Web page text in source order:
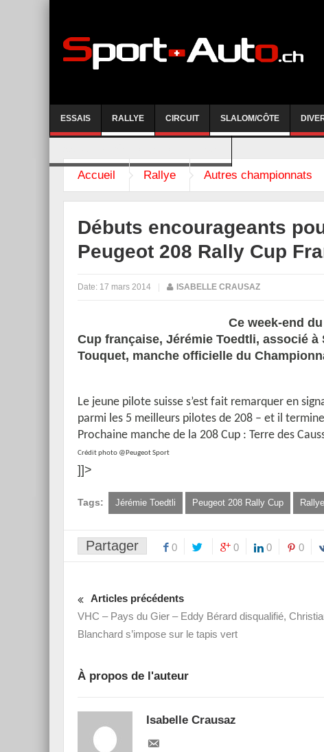
ESSAIS RALLYE CIRCUIT SLALOM/CÔTE
Accueil Rallye Autres championnats
Débuts encourageants
Peugeot 208 Rally Cup
Date: 17 mars 2014 ISABELLE CRAUSAZ
Ce week-end
Cup française, Jérémie Toedtli, associé
Touquet, manche officielle du
Le jeune pilote suisse s’est fait remarquer en
parmi les 5 meilleurs pilotes de 208 – et il
Prochaine manche de la 208 Cup : Terre des
Crédit photo @Peugeot Sport
]]>
Tags: Jérémie Toedtli Peugeot 208 Rally Cup
Partager 0 0 0 0
Articles précédents
VHC – Pays du Gier – Eddy Bérard disqualifié,
Blanchard s’impose sur le tapis vert
À propos de l'auteur
Isabelle Crausaz